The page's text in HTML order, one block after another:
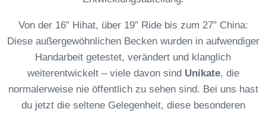
Von der 16″ Hihat, über 19″ Ride bis zum 27″ China:
Diese außergewöhnlichen Becken wurden in aufwendiger
Handarbeit getestet, verändert und klanglich
weiterentwickelt – viele davon sind Unikate, die
normalerweise nie öffentlich zu sehen sind. Bei uns hast
du jetzt die seltene Gelegenheit, diese besonderen